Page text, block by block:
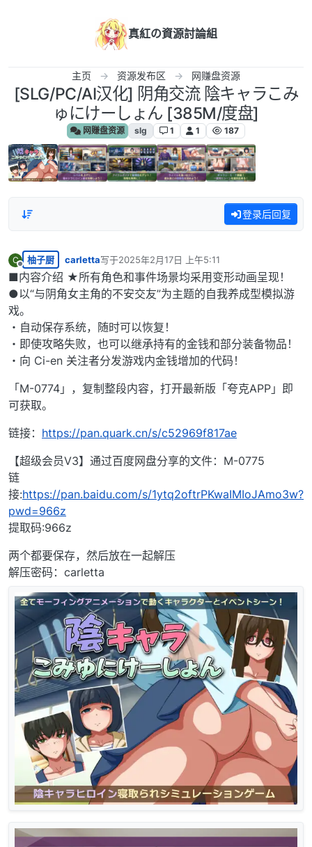
真紅の資源討論組
主页 资源发布区 网赚盘资源
[SLG/PC/AI汉化] 阴角交流 陰キャラこみ
ゅにけーしょん [385M/度盘]
网赚盘资源 slg 1 1 187
登录后回复
C
离线
柚子厨 carletta写于2025年2月17日 上午5:11
最后由 编辑
■内容介绍 ★所有角色和事件场景均采用变形动画呈现！
●以“与阴角女主角的不安交友”为主题的自我养成型模拟游
戏。
・自动保存系统，随时可以恢复！
・即使攻略失败，也可以继承持有的金钱和部分装备物品！
・向 Ci-en 关注者分发游戏内金钱增加的代码！
「M-0774」，复制整段内容，打开最新版「夸克APP」即
可获取。
链接： https://pan.quark.cn/s/c52969f817ae
【超级会员V3】通过百度网盘分享的文件：M-0775
链
接:https://pan.baidu.com/s/1ytq2oftrPKwaIMIoJAmo3w?
pwd=966z
提取码:966z
两个都要保存，然后放在一起解压
解压密码：carletta